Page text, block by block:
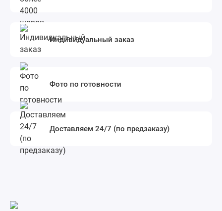
Индивидуальный заказ
Фото по готовности
Доставляем 24/7 (по предзаказу)